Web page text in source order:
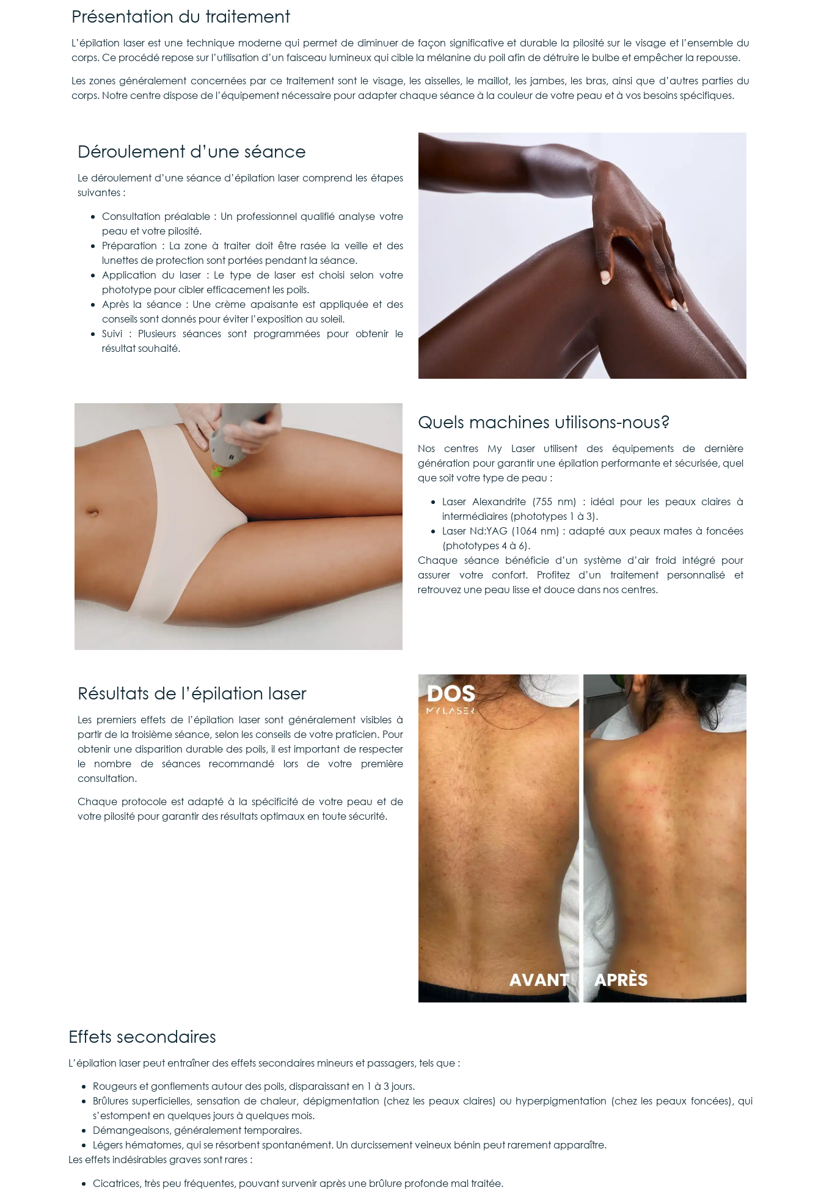
Présentation du traitement
L’épilation laser est une technique moderne qui permet de diminuer de façon significative et durable la pilosité sur le visage et l’ensemble du
corps. Ce procédé repose sur l’utilisation d’un faisceau lumineux qui cible la mélanine du poil afin de détruire le bulbe et empêcher la repousse.
Les zones généralement concernées par ce traitement sont le visage, les aisselles, le maillot, les jambes, les bras, ainsi que d’autres parties du
corps. Notre centre dispose de l’équipement nécessaire pour adapter chaque séance à la couleur de votre peau et à vos besoins spécifiques.
Déroulement d’une séance
Le déroulement d’une séance d’épilation laser comprend les étapes
suivantes :
Consultation préalable : Un professionnel qualifié analyse votre
peau et votre pilosité.
Préparation : La zone à traiter doit être rasée la veille et des
lunettes de protection sont portées pendant la séance.
Application du laser : Le type de laser est choisi selon votre
phototype pour cibler efficacement les poils.
Après la séance : Une crème apaisante est appliquée et des
conseils sont donnés pour éviter l’exposition au soleil.
Suivi : Plusieurs séances sont programmées pour obtenir le
résultat souhaité.
Quels machines utilisons-nous?
Nos centres My Laser utilisent des équipements de dernière
génération pour garantir une épilation performante et sécurisée, quel
que soit votre type de peau :
Laser Alexandrite (755 nm) : idéal pour les peaux claires à
intermédiaires (phototypes 1 à 3).
Laser Nd:YAG (1064 nm) : adapté aux peaux mates à foncées
(phototypes 4 à 6).
Chaque séance bénéficie d’un système d’air froid intégré pour
assurer votre confort. Profitez d’un traitement personnalisé et
retrouvez une peau lisse et douce dans nos centres.
Résultats de l’épilation laser
Les premiers effets de l’épilation laser sont généralement visibles à
partir de la troisième séance, selon les conseils de votre praticien. Pour
obtenir une disparition durable des poils, il est important de respecter
le nombre de séances recommandé lors de votre première
consultation.
Chaque protocole est adapté à la spécificité de votre peau et de
votre pilosité pour garantir des résultats optimaux en toute sécurité.
Effets secondaires
L’épilation laser peut entraîner des effets secondaires mineurs et passagers, tels que :
Rougeurs et gonflements autour des poils, disparaissant en 1 à 3 jours.
Brûlures superficielles, sensation de chaleur, dépigmentation (chez les peaux claires) ou hyperpigmentation (chez les peaux foncées), qui
s’estompent en quelques jours à quelques mois.
Démangeaisons, généralement temporaires.
Légers hématomes, qui se résorbent spontanément. Un durcissement veineux bénin peut rarement apparaître.
Les effets indésirables graves sont rares :
Cicatrices, très peu fréquentes, pouvant survenir après une brûlure profonde mal traitée.